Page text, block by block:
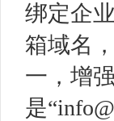
绑定企
箱域名
一，增
是“